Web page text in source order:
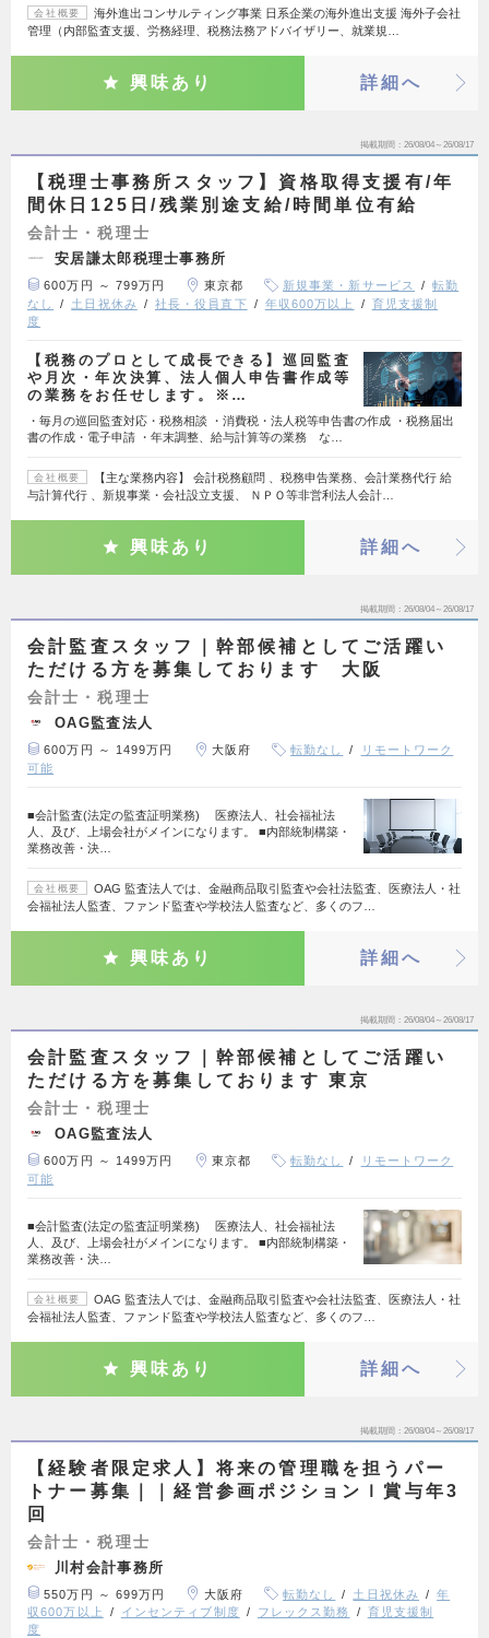
会社概要
海外進出コンサルティング事業 日系企業の海外進出支援 海外子会社
管理（内部監査支援、労務経理、税務法務アドバイザリー、就業規…
興味あり 詳細へ
掲載期間 26/08/04～26/08/17
【税理士事務所スタッフ】資格取得支援有/年
間休日125日/残業別途支給/時間単位有給
会計士・税理士
安居謙太郎税理士事務所
600万円 ～ 799万円 東京都 新規事業・新サービス
転勤
なし
土日祝休み 社長・役員直下 年収600万以上
育児支援制
度
【税務のプロとして成長できる】巡回監査
や月次・年次決算、法人個人申告書作成等
の業務をお任せします。※…
・毎月の巡回監査対応・税務相談 ・消費税・法人税等申告書の作成 ・税務届出
書の作成・電子申請 ・年末調整、給与計算等の業務 な…
会社概要
【主な業務内容】 会計税務顧問 、税務申告業務、会計業務代行 給
与計算代行 、新規事業・会社設立支援、 ＮＰＯ等非営利法人会計…
興味あり 詳細へ
掲載期間 26/08/04～26/08/17
会計監査スタッフ｜幹部候補としてご活躍い
ただける方を募集しております 大阪
会計士・税理士
OAG監査法人
600万円 ～ 1499万円 大阪府 転勤なし
リモートワーク
可能
■会計監査(法定の監査証明業務) 医療法人、社会福祉法
人、及び、上場会社がメインになります。 ■内部統制構築・
業務改善・決…
会社概要
OAG 監査法人では、金融商品取引監査や会社法監査、医療法人・社
会福祉法人監査、ファンド監査や学校法人監査など、多くのフ…
興味あり 詳細へ
掲載期間 26/08/04～26/08/17
会計監査スタッフ｜幹部候補としてご活躍い
ただける方を募集しております 東京
会計士・税理士
OAG監査法人
600万円 ～ 1499万円 東京都 転勤なし
リモートワーク
可能
■会計監査(法定の監査証明業務) 医療法人、社会福祉法
人、及び、上場会社がメインになります。 ■内部統制構築・
業務改善・決…
会社概要
OAG 監査法人では、金融商品取引監査や会社法監査、医療法人・社
会福祉法人監査、ファンド監査や学校法人監査など、多くのフ…
興味あり 詳細へ
掲載期間 26/08/04～26/08/17
【経験者限定求人】将来の管理職を担うパー
トナー募集｜｜経営参画ポジションｌ賞与年3
回
会計士・税理士
川村会計事務所
550万円 ～ 699万円 大阪府 転勤なし 土日祝休み
年
収600万以上
インセンティブ制度 フレックス勤務
育児支援制
度